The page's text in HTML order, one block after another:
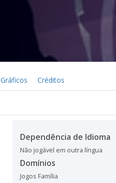
Gráficos Créditos
Dependência de Idioma
Não jogável em outra língua
Domínios
Jogos Família